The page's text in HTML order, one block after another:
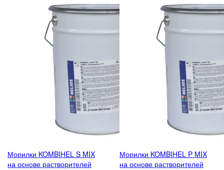
Морилки KOMBIHEL S MIX
на основе растворителей
Морилки KOMBIHEL P MIX
на основе растворителей